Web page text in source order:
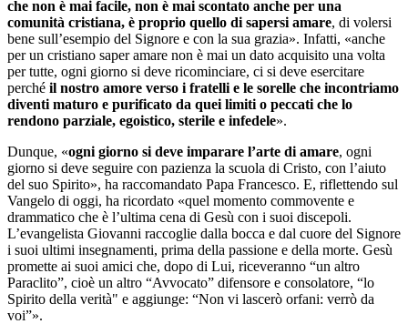
che non è mai facile, non è mai scontato anche per una
comunità cristiana, è proprio quello di sapersi amare, di volersi
bene sull’esempio del Signore e con la sua grazia». Infatti, «anche
per un cristiano saper amare non è mai un dato acquisito una volta
per tutte, ogni giorno si deve ricominciare, ci si deve esercitare
perché il nostro amore verso i fratelli e le sorelle che incontriamo
diventi maturo e purificato da quei limiti o peccati che lo
rendono parziale, egoistico, sterile e infedele».
Dunque, «ogni giorno si deve imparare l’arte di amare, ogni
giorno si deve seguire con pazienza la scuola di Cristo, con l’aiuto
del suo Spirito», ha raccomandato Papa Francesco. E, riflettendo sul
Vangelo di oggi, ha ricordato «quel momento commovente e
drammatico che è l’ultima cena di Gesù con i suoi discepoli.
L’evangelista Giovanni raccoglie dalla bocca e dal cuore del Signore
i suoi ultimi insegnamenti, prima della passione e della morte. Gesù
promette ai suoi amici che, dopo di Lui, riceveranno “un altro
Paraclito”, cioè un altro “Avvocato” difensore e consolatore, “lo
Spirito della verità" e aggiunge: “Non vi lascerò orfani: verrò da
voi”».